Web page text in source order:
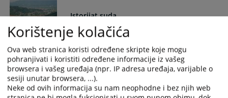
forward
to
interact
with
the
calendar
and
select
a
to
interact
with
the
calendar
and
select
a
Istorijat suda
Istorijat pravosuđa u Zvorniku.
Korištenje kolačića
Ova web stranica koristi određene skripte koje mogu
pohranjivati i koristiti određene informacije iz vašeg
browsera i vašeg uređaja (npr. IP adresa uređaja, varijable o
sesiji unutar browsera, ...).
Neke od ovih informacija su nam neophodne i bez njih web